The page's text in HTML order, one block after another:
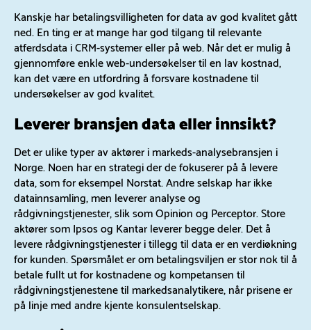
Kanskje har betalingsvilligheten for data av god kvalitet gått
ned. En ting er at mange har god tilgang til relevante
atferdsdata i CRM-systemer eller på web. Når det er mulig å
gjennomføre enkle web-undersøkelser til en lav kostnad,
kan det være en utfordring å forsvare kostnadene til
undersøkelser av god kvalitet.
Leverer bransjen data eller innsikt?
Det er ulike typer av aktører i markeds-analysebransjen i
Norge. Noen har en strategi der de fokuserer på å levere
data, som for eksempel Norstat. Andre selskap har ikke
datainnsamling, men leverer analyse og
rådgivningstjenester, slik som Opinion og Perceptor. Store
aktører som Ipsos og Kantar leverer begge deler. Det å
levere rådgivningstjenester i tillegg til data er en verdiøkning
for kunden. Spørsmålet er om betalingsviljen er stor nok til å
betale fullt ut for kostnadene og kompetansen til
rådgivningstjenestene til markedsanalytikere, når prisene er
på linje med andre kjente konsulentselskap.